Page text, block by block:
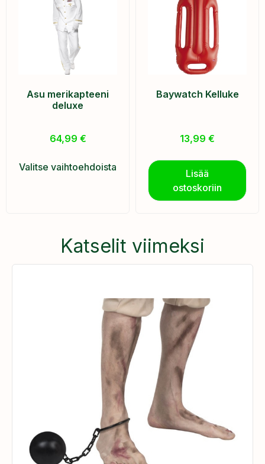
Asu merikapteeni
deluxe
64,99 €
Valitse vaihtoehdoista
Baywatch Kelluke
13,99 €
Lisää
ostoskoriin
Katselit viimeksi